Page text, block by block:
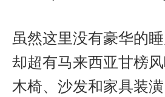
虽然这里没有豪华的
却超有马来西亚甘榜
木椅、沙发和家具装